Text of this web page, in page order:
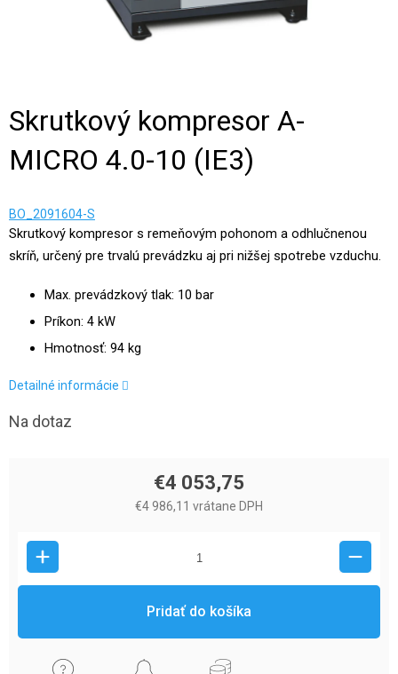
Skrutkový kompresor A-
MICRO 4.0-10 (IE3)
BO_2091604-S
Skrutkový kompresor s remeňovým pohonom a odhlučnenou
skríň, určený pre trvalú prevádzku aj pri nižšej spotrebe vzduchu.
Max. prevádzkový tlak: 10 bar
Príkon: 4 kW
Hmotnosť: 94 kg
Detailné informácie
Na dotaz
€4 053,75
€4 986,11 vrátane DPH
Pridať do košíka